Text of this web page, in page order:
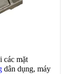
các mặt
dân dụng, máy